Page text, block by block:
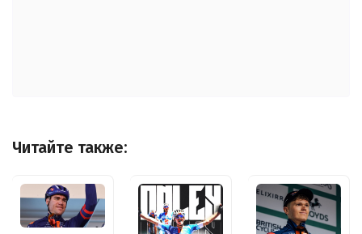
Читайте также: